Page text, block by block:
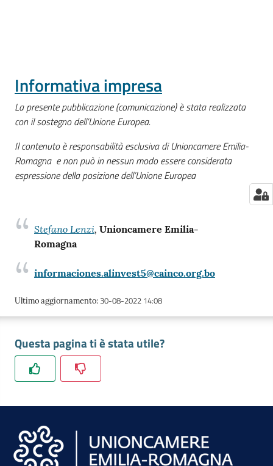
Informativa impresa
La presente pubblicazione (comunicazione) è stata realizzata
con il sostegno dell’Unione Europea.
Il contenuto è responsabilità esclusiva di Unioncamere Emilia-
Romagna e non può in nessun modo essere considerata
espressione della posizione dell’Unione Europea
Stefano Lenzi, Unioncamere Emilia-
Romagna
informaciones.alinvest5@cainco.org.bo
Ultimo aggiornamento: 30-08-2022 14:08
Questa pagina ti è stata utile?